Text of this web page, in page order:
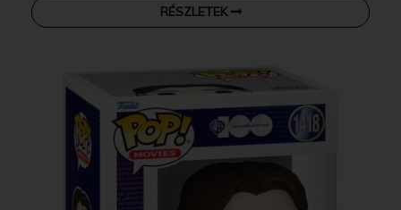
RÉSZLETEK